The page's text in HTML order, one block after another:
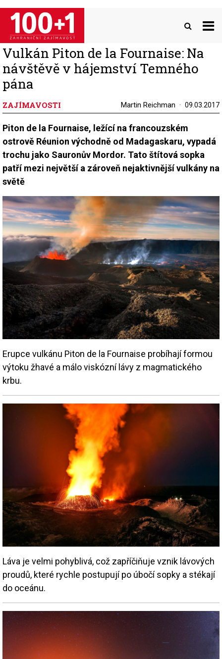
Přejít
hlavnímu
obsahu
Vulkán Piton de la Fournaise: Na
návštěvě v hájemství Temného
pána
ZAJÍMAVOSTI Martin Reichman 09.03.2017
Piton de la Fournaise, ležící na francouzském
ostrově Réunion východně od Madagaskaru, vypadá
trochu jako Sauronův Mordor. Tato štítová sopka
patří mezi největší a zároveň nejaktivnější vulkány na
světě
Erupce vulkánu Piton de la Fournaise probíhají formou
výtoku žhavé a málo viskózní lávy z magmatického
krbu.
Láva je velmi pohyblivá, což zapříčiňuje vznik lávových
proudů, které rychle postupují po úbočí sopky a stékají
do oceánu.